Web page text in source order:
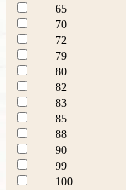
65
70
72
79
80
82
83
85
88
90
99
100